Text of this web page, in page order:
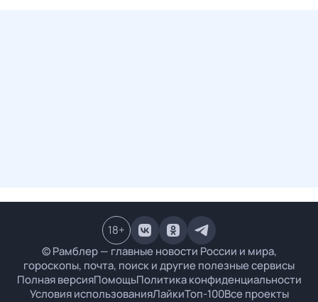
© Рамблер — главные новости России и мира,
гороскопы, почта, поиск и другие полезные сервисы
Полная версияПомощьПолитика конфиденциальности
Условия использованияЛайкиТоп-100Все проекты
18+